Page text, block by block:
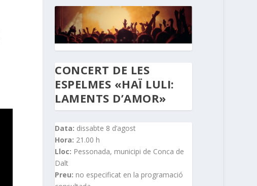
CONCERT DE LES
ESPELMES «HAÏ LULI:
LAMENTS D’AMOR»
Data: dissabte 8 d’agost
Hora: 21.00 h
Lloc: Pessonada, municipi de Conca de
Dalt
Preu: no especificat en la programació